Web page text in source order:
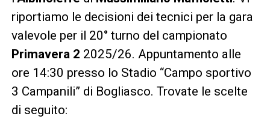
riportiamo le decisioni dei tecnici per la gara
valevole per il 20° turno del campionato
Primavera 2 2025/26. Appuntamento alle
ore 14:30 presso lo Stadio “Campo sportivo
3 Campanili” di Bogliasco. Trovate le scelte
di seguito: